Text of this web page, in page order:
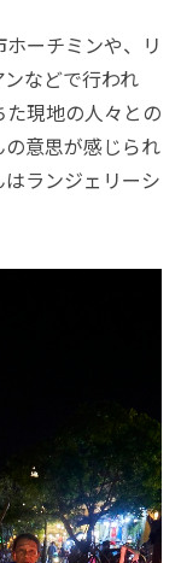
ーチミンや、リ
などで行われ
現地の人々との
意思が感じられ
ランジェリーシ